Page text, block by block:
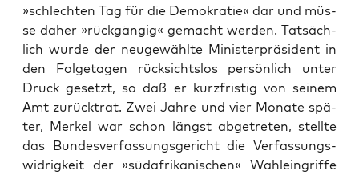
»schlech­ten Tag für die Demo­kra­tie« dar und müs­
se daher »rück­gän­gig« gemacht wer­den. Tat­säch­
lich wur­de der neu­ge­wähl­te Minis­ter­prä­si­dent in
den Fol­ge­ta­gen rück­sichts­los per­sön­lich unter
Druck gesetzt, so daß er kurz­fris­tig von sei­nem
Amt zurück­trat. Zwei Jah­re und vier Mona­te spä­
ter, Mer­kel war schon längst abge­tre­ten, stell­te
das Bun­des­ver­fas­sungs­ge­richt die Ver­fas­sungs­
wid­rig­keit der »süd­afri­ka­ni­schen« Wahl­ein­grif­fe